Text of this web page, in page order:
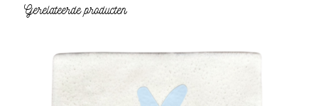
Gerelateerde producten